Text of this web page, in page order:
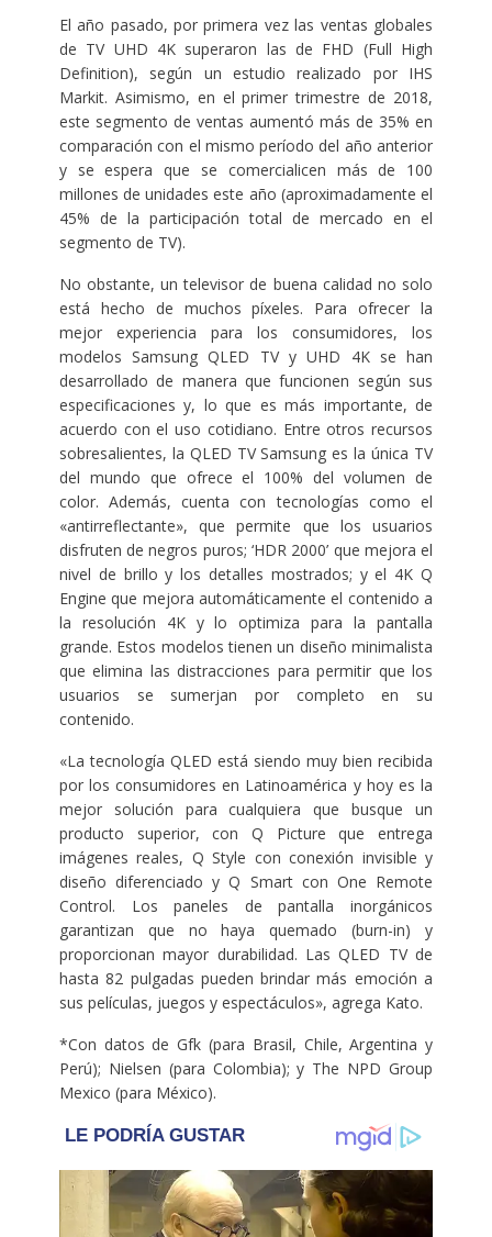
El año pasado, por primera vez las ventas globales
de TV UHD 4K superaron las de FHD (Full High
Definition), según un estudio realizado por IHS
Markit. Asimismo, en el primer trimestre de 2018,
este segmento de ventas aumentó más de 35% en
comparación con el mismo período del año anterior
y se espera que se comercialicen más de 100
millones de unidades este año (aproximadamente el
45% de la participación total de mercado en el
segmento de TV).
No obstante, un televisor de buena calidad no solo
está hecho de muchos píxeles. Para ofrecer la
mejor experiencia para los consumidores, los
modelos Samsung QLED TV y UHD 4K se han
desarrollado de manera que funcionen según sus
especificaciones y, lo que es más importante, de
acuerdo con el uso cotidiano. Entre otros recursos
sobresalientes, la QLED TV Samsung es la única TV
del mundo que ofrece el 100% del volumen de
color. Además, cuenta con tecnologías como el
«antirreflectante», que permite que los usuarios
disfruten de negros puros; ‘HDR 2000’ que mejora el
nivel de brillo y los detalles mostrados; y el 4K Q
Engine que mejora automáticamente el contenido a
la resolución 4K y lo optimiza para la pantalla
grande. Estos modelos tienen un diseño minimalista
que elimina las distracciones para permitir que los
usuarios se sumerjan por completo en su
contenido.
«La tecnología QLED está siendo muy bien recibida
por los consumidores en Latinoamérica y hoy es la
mejor solución para cualquiera que busque un
producto superior, con Q Picture que entrega
imágenes reales, Q Style con conexión invisible y
diseño diferenciado y Q Smart con One Remote
Control. Los paneles de pantalla inorgánicos
garantizan que no haya quemado (burn-in) y
proporcionan mayor durabilidad. Las QLED TV de
hasta 82 pulgadas pueden brindar más emoción a
sus películas, juegos y espectáculos», agrega Kato.
*Con datos de Gfk (para Brasil, Chile, Argentina y
Perú); Nielsen (para Colombia); y The NPD Group
Mexico (para México).